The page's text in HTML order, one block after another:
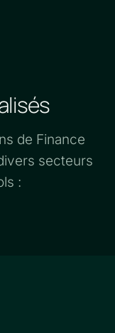
de Finance
secteurs
: